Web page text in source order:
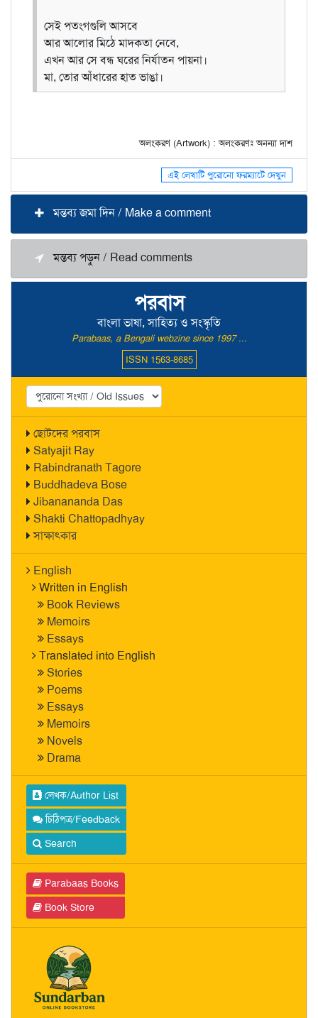
পরবাস
বাংলা ভাষা, সাহিত্য ও সংস্কৃতি
Parabaas, a Bengali webzine since 1997 ...
ISSN 1563-8685
ছোটদের পরবাস
Satyajit Ray
Rabindranath Tagore
Buddhadeva Bose
Jibanananda Das
Shakti Chattopadhyay
সাক্ষাৎকার
English
Written in English
Book Reviews
Memoirs
Essays
Translated into English
Stories
Poems
Essays
Memoirs
Novels
Drama
লেখক/Author List
চিঠিপত্র/Feedback
Search
Parabaas Books
Book Store
সেই পতংগগুলি আসবে
আর আলোর মিঠে মাদকতা নেবে,
এখন আর সে বন্ধ ঘরের নির্যাতন পায়না।
মা, তোর আঁধারের হাত ভাঙা।
অলংকরণ (Artwork) : অলংকরণঃ অনন্যা দাশ
এই লেখাটি পুরোনো ফরম্যাটে দেখুন
মন্তব্য জমা দিন / Make a comment
মন্তব্য পড়ুন / Read comments